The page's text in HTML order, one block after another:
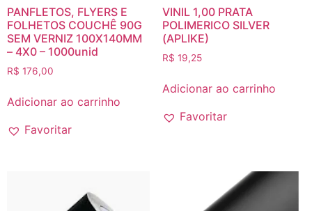
PANFLETOS, FLYERS E
FOLHETOS COUCHÊ 90G
SEM VERNIZ 100X140MM
– 4X0 – 1000unid
R$ 176,00
Adicionar ao carrinho
Favoritar
VINIL 1,00 PRATA
POLIMERICO SILVER
(APLIKE)
R$ 19,25
Adicionar ao carrinho
Favoritar